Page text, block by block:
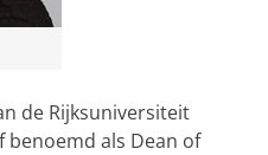
de Rijksuniversiteit
benoemd als Dean of